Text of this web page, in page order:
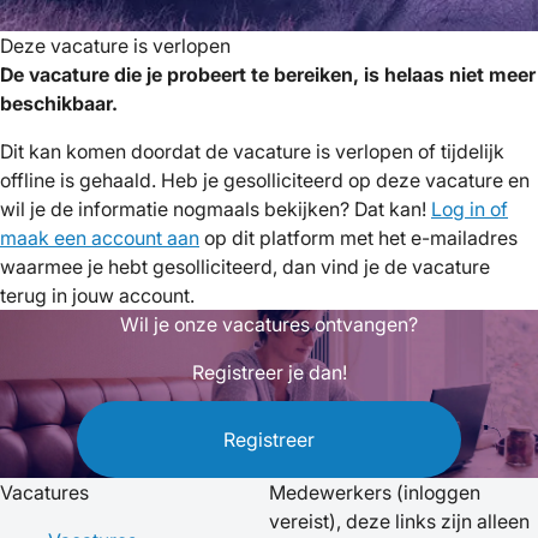
Deze vacature is verlopen
De vacature die je probeert te bereiken, is helaas niet meer
beschikbaar.
Dit kan komen doordat de vacature is verlopen of tijdelijk
offline is gehaald. Heb je gesolliciteerd op deze vacature en
wil je de informatie nogmaals bekijken? Dat kan! Log in of
maak een account aan op dit platform met het e-mailadres
waarmee je hebt gesolliciteerd, dan vind je de vacature
terug in jouw account.
Wil je onze vacatures ontvangen?
Registreer je dan!
Registreer
Vacatures
Medewerkers (inloggen
vereist), deze links zijn alleen